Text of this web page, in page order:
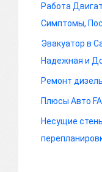
Работа
Симптомы,
Эвакуатор в
Надежная и
Ремонт
Плюсы Авто
Несущие